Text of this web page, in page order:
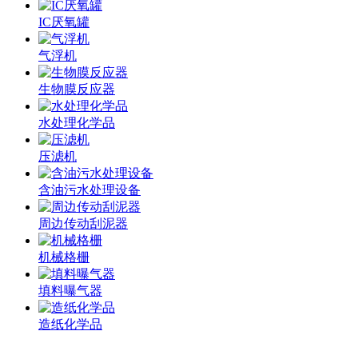
IC厌氧罐
气浮机
生物膜反应器
水处理化学品
压滤机
含油污水处理设备
周边传动刮泥器
机械格栅
填料曝气器
造纸化学品